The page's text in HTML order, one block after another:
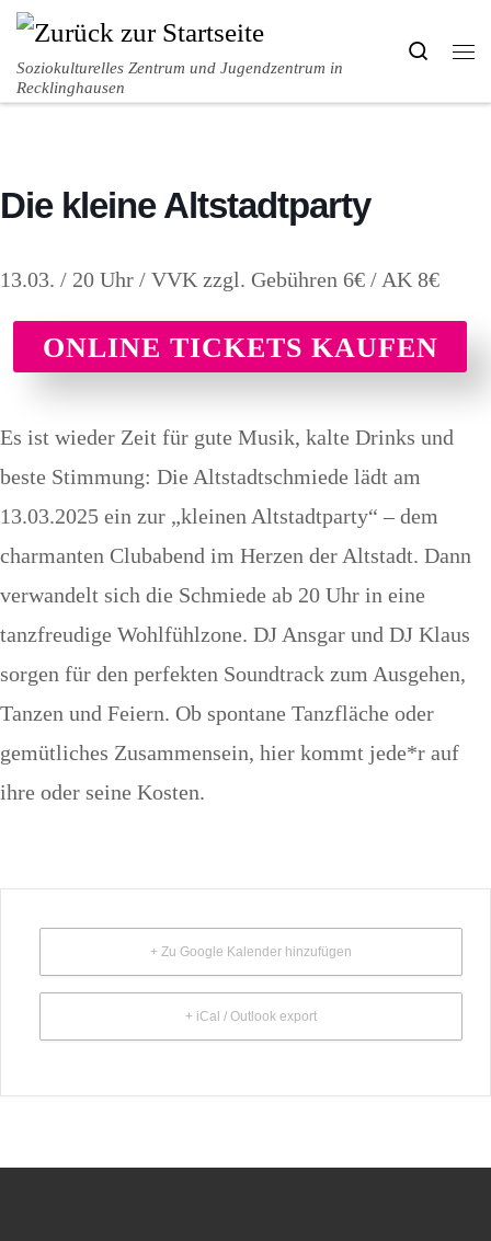
Zum Inhalt springen
Soziokulturelles Zentrum und Jugendzentrum in
Recklinghausen
Search
Die kleine Altstadtparty
13.03. / 20 Uhr / VVK zzgl. Gebühren 6€ / AK 8€
ONLINE TICKETS KAUFEN
Es ist wieder Zeit für gute Musik, kalte Drinks und
beste Stimmung: Die Altstadtschmiede lädt am
13.03.2025 ein zur „kleinen Altstadtparty“ – dem
charmanten Clubabend im Herzen der Altstadt. Dann
verwandelt sich die Schmiede ab 20 Uhr in eine
tanzfreudige Wohlfühlzone. DJ Ansgar und DJ Klaus
sorgen für den perfekten Soundtrack zum Ausgehen,
Tanzen und Feiern. Ob spontane Tanzfläche oder
gemütliches Zusammensein, hier kommt jede*r auf
ihre oder seine Kosten.
+ Zu Google Kalender hinzufügen
+ iCal / Outlook export